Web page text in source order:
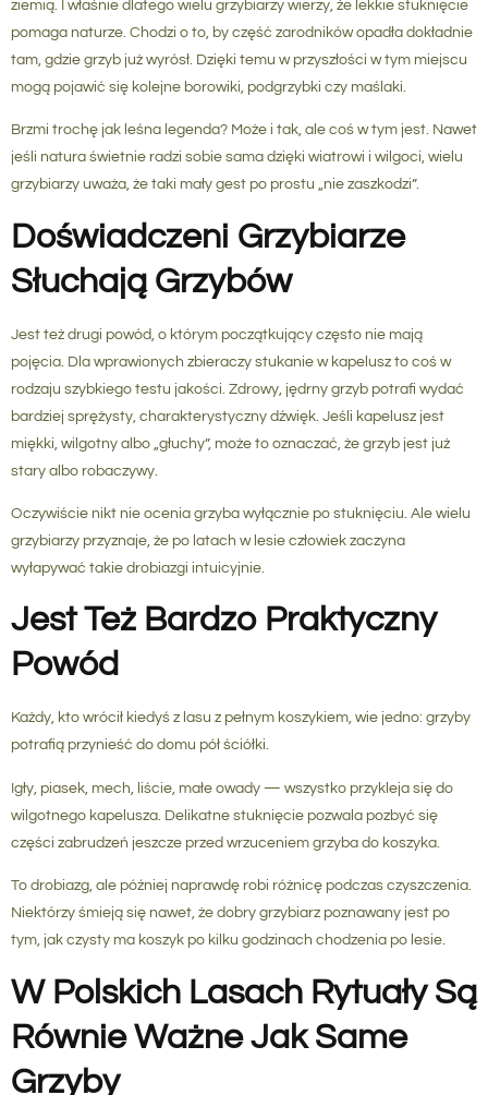
ziemią. I właśnie dlatego wielu grzybiarzy wierzy, że lekkie stuknięcie
pomaga naturze. Chodzi o to, by część zarodników opadła dokładnie
tam, gdzie grzyb już wyrósł. Dzięki temu w przyszłości w tym miejscu
mogą pojawić się kolejne borowiki, podgrzybki czy maślaki.
Brzmi trochę jak leśna legenda? Może i tak, ale coś w tym jest. Nawet
jeśli natura świetnie radzi sobie sama dzięki wiatrowi i wilgoci, wielu
grzybiarzy uważa, że taki mały gest po prostu „nie zaszkodzi”.
Doświadczeni Grzybiarze
Słuchają Grzybów
Jest też drugi powód, o którym początkujący często nie mają
pojęcia. Dla wprawionych zbieraczy stukanie w kapelusz to coś w
rodzaju szybkiego testu jakości. Zdrowy, jędrny grzyb potrafi wydać
bardziej sprężysty, charakterystyczny dźwięk. Jeśli kapelusz jest
miękki, wilgotny albo „głuchy”, może to oznaczać, że grzyb jest już
stary albo robaczywy.
Oczywiście nikt nie ocenia grzyba wyłącznie po stuknięciu. Ale wielu
grzybiarzy przyznaje, że po latach w lesie człowiek zaczyna
wyłapywać takie drobiazgi intuicyjnie.
Jest Też Bardzo Praktyczny
Powód
Każdy, kto wrócił kiedyś z lasu z pełnym koszykiem, wie jedno: grzyby
potrafią przynieść do domu pół ściółki.
Igły, piasek, mech, liście, małe owady — wszystko przykleja się do
wilgotnego kapelusza. Delikatne stuknięcie pozwala pozbyć się
części zabrudzeń jeszcze przed wrzuceniem grzyba do koszyka.
To drobiazg, ale później naprawdę robi różnicę podczas czyszczenia.
Niektórzy śmieją się nawet, że dobry grzybiarz poznawany jest po
tym, jak czysty ma koszyk po kilku godzinach chodzenia po lesie.
W Polskich Lasach Rytuały Są
Równie Ważne Jak Same
Grzyby